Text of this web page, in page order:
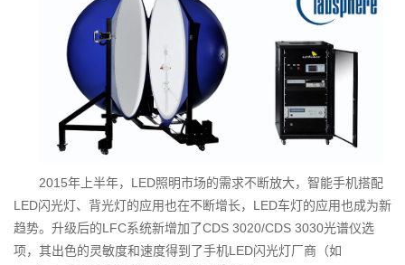
2015年上半年，LED照明市场的需求不断放大，智能手机搭配
LED闪光灯、背光灯的应用也在不断增长，LED车灯的应用也成为新
趋势。升级后的LFC系统新增加了CDS 3020/CDS 3030光谱仪选
项，其出色的灵敏度和速度得到了手机LED闪光灯厂商（如